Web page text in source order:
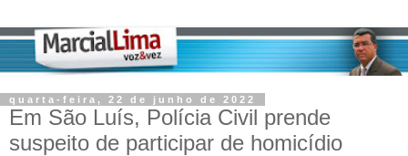
quarta-feira, 22 de junho de 2022
Em São Luís, Polícia Civil prende
suspeito de participar de homicídio